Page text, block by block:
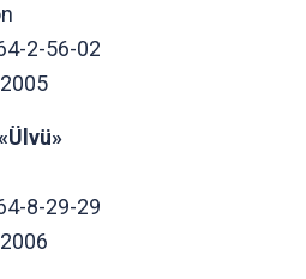
2-56-02
8-29-29